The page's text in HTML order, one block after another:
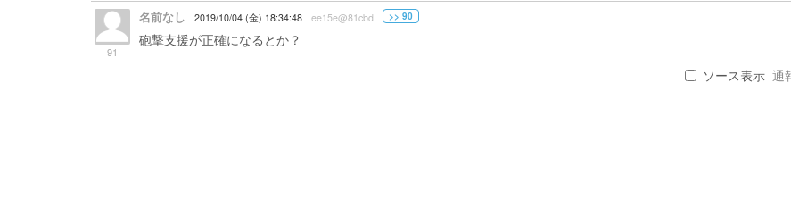
91
名前なし 2019/10/04 (金) 18:34:48 ee15e@81cbd >> 90
砲撃支援が正確になるとか？
ソース表示 通